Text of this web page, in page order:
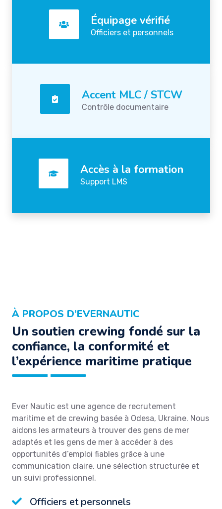
Équipage vérifié
Officiers et personnels
Accent MLC / STCW
Contrôle documentaire
Accès à la formation
Support LMS
À PROPOS D’EVERNAUTIC
Un soutien crewing fondé sur la
confiance, la conformité et
l’expérience maritime pratique
Ever Nautic est une agence de recrutement
maritime et de crewing basée à Odesa, Ukraine. Nous
aidons les armateurs à trouver des gens de mer
adaptés et les gens de mer à accéder à des
opportunités d’emploi fiables grâce à une
communication claire, une sélection structurée et
un suivi professionnel.
Officiers et personnels